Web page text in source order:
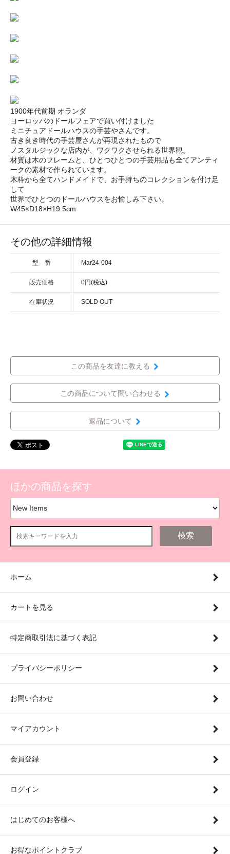
1900年代前期 オランダ
ヨーロッパのドールフェアで買い付けました
ミニチュアドールハウスの手芸やさんです。
古き良き時代の手芸屋さんが再現されたもので
ノスタルジックな店内が、ワクワクさせられる世界観。
材質は木のフレームと、ひとつひとつの手芸用品も全てアンティ
ークの素材で作られています。
木枠から全てハンドメイドで、お手持ちのコレクションを付け足
して
世界でひとつのドールハウスをお愉しみ下さい。
W45×D18×H19.5cm
その他の詳細情報
型 番 Mar24-004
販売価格 0円(税込)
在庫状況 SOLD OUT
この商品を友達に教える
この商品について問い合わせる
返品について
ほかの商品を探す
検索
ホーム
カートを見る
特定商取引法に基づく表記
プライバシーポリシー
お問い合わせ
マイアカウント
会員登録
ログイン
はじめてのお客様へ
お得なポイントクラブ